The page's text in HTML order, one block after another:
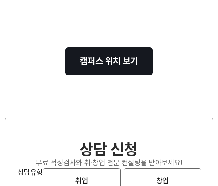
캠퍼스 위치 보기
상담 신청
무료 적성검사와 취·창업 전문 컨설팅을 받아보세요!
상담유형
취업
창업